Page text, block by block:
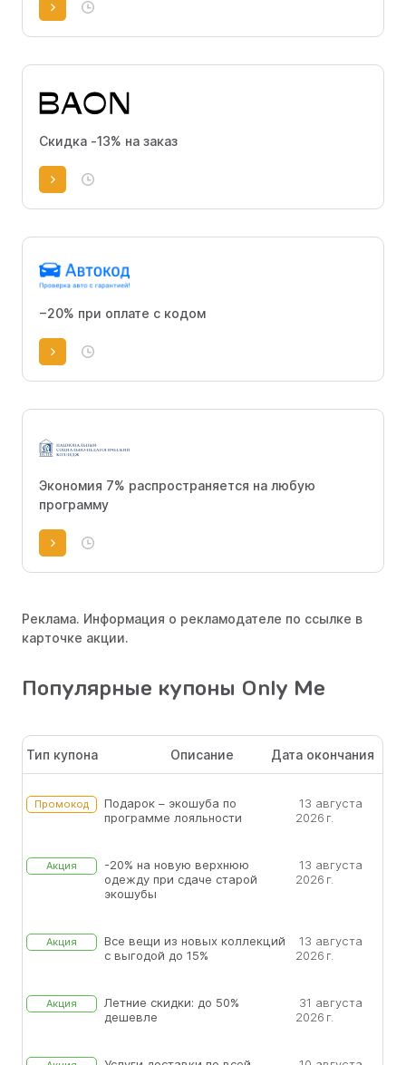
Скидка -13% на заказ
−20% при оплате с кодом
Экономия 7% распространяется на любую
программу
Реклама. Информация о рекламодателе по ссылке в
карточке акции.
Популярные купоны Only Me
Тип купона Описание Дата окончания
Промокод
Подарок – экошуба по
программе лояльности
13 августа
2026 г.
Акция
-20% на новую верхнюю
одежду при сдаче старой
экошубы
13 августа
2026 г.
Акция
Все вещи из новых коллекций
с выгодой до 15%
13 августа
2026 г.
Акция
Летние скидки: до 50%
дешевле
31 августа
2026 г.